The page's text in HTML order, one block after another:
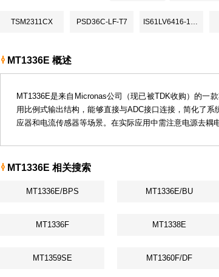
TSM2311CX PSD36C-LF-T7 IS61LV6416-10TL
MT1336E 概述
MT1336E是来自Micronas公司（现已被TDK收购）的一
用比例式输出结构，能够直接与ADC接口连接，简化了
应器和电流传感器等场景。在实际应用中需注意电源去耦
MT1336E 相关搜索
MT1336E/BPS MT1336E/BU
MT1336F MT1338E
MT1359SE MT1360F/DF